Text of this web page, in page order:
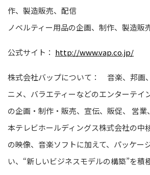
作、製造販売、配信
ノベルティー用品の企画、制作、製造販
公式サイト： http://www.vap.co.jp/
株式会社バップについて： 音楽、邦画
ニメ、バラエティーなどのエンターテイ
の企画・制作・販売、宣伝、販促、 営業
本テレビホールディングス株式会社の中
の映像、音楽ソフトに加えて、パッケー
い、“新しいビジネスモデルの構築”を積